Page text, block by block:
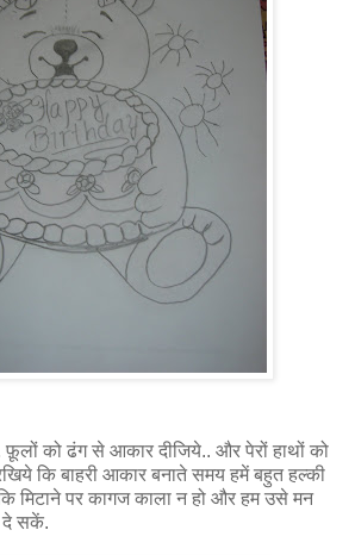
फ़ूलों को ढंग से आकार दीजिये.. और पेरों हाथों को
कि बाहरी आकार बनाते समय हमें बहुत हल्की
मिटाने पर कागज काला न हो और हम उसे मन
दे सकें.